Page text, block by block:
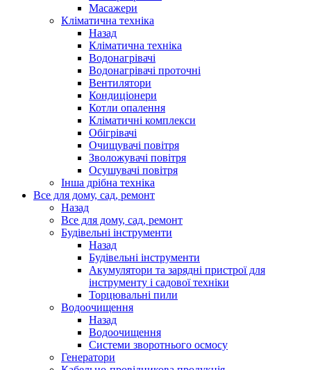
Масажери
Кліматична техніка
Назад
Кліматична техніка
Водонагрівачі
Водонагрівачі проточні
Вентилятори
Кондиціонери
Котли опалення
Кліматичні комплекси
Обігрівачі
Очищувачі повітря
Зволожувачі повітря
Осушувачі повітря
Інша дрібна техніка
Все для дому, сад, ремонт
Назад
Все для дому, сад, ремонт
Будівельні інструменти
Назад
Будівельні інструменти
Акумулятори та зарядні пристрої для
інструменту і садової техніки
Торцювальні пили
Водоочищення
Назад
Водоочищення
Системи зворотнього осмосу
Генератори